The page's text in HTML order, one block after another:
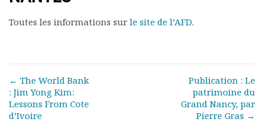
Rapports moraux
Présentation du bulletin
Comité de rédaction
Bulletins Villes en
Toutes les informations sur le site de l’AFD.
Post navigation
← The World Bank
: Jim Yong Kim:
Lessons From Cote
d’Ivoire
Publication : Le
patrimoine du
Grand Nancy, par
Pierre Gras →